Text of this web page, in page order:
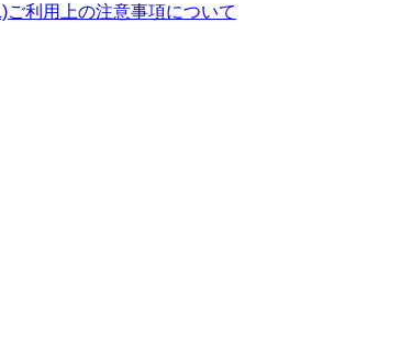
ご利用上の注意事項について